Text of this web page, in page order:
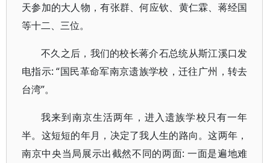
天参加的大人物，有张群、何应钦、黄仁霖、蒋经国
等十二、三位。
不久之后，我们的校长蒋介石总统从斯江溪口发
电指示: “国民革命军南京遗族学校，迁往广州，转去
台湾”。
我来到南京生活两年，进入遗族学校只有一年
半。这短短的年月，决定了我人生的路向。这两年，
南京中央当局展示出截然不同的两面: 一面是遍地难